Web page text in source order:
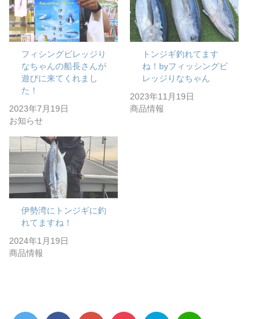
フィシングビレッジり
なちゃんの船長さんが
遊びに来てくれまし
た！
2023年7月19日
お知らせ
トンジギ釣れてます
ね！byフィッシングビ
レッジりなちゃん
2023年11月19日
商品情報
伊勢湾にトンジギに釣
れてますね！
2024年1月19日
商品情報